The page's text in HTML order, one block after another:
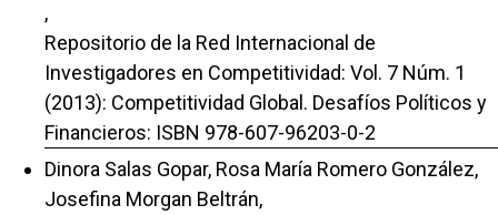
,
Repositorio de la Red Internacional de
Investigadores en Competitividad: Vol. 7 Núm. 1
(2013): Competitividad Global. Desafíos Políticos y
Financieros: ISBN 978-607-96203-0-2
Dinora Salas Gopar, Rosa María Romero González,
Josefina Morgan Beltrán,